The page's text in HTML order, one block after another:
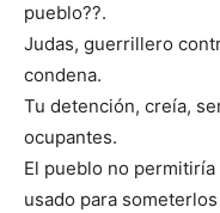
pueblo??.
Judas, guerrillero
condena.
Tu detención, creía,
ocupantes.
El pueblo no
usado para someterlos